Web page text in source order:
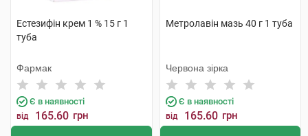
Естезифін крем 1 % 15 г 1
туба
Фармак
Є в наявності
від 165.60 грн
Метролавiн мазь 40 г 1 туба
Червона зірка
Є в наявності
від 165.60 грн